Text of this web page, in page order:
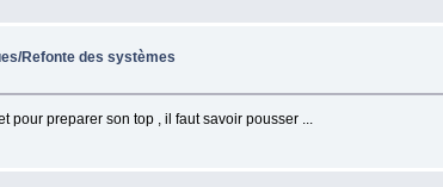
Refonte des systèmes
preparer son top , il faut savoir pousser ...